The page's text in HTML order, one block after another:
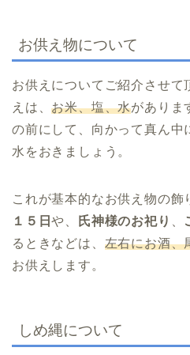
お供え物について
お供えについてご紹介させて
えは、お米、塩、水がありま
の前にして、向かって真ん中
水をおきましょう。
これが基本的なお供え物の飾
１５日や、 氏神様のお祀り
るときなどは、 左右にお酒、
お供えします。
しめ縄について